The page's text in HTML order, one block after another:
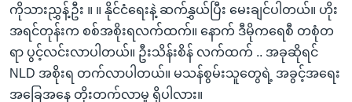
ကိုသားညွှန့်ဦး ။ ။ နိုင်ငံရေးနဲ့ ဆက်နွှယ်ပြီး မေးချင်ပါတယ်။ ဟိုး
အရင်တုန်းက စစ်အစိုးရလက်ထက်။ နောက် ဒီမိုကရေစီ တစုံတ
ရာ ပွင့်လင်းလာပါတယ်။ ဦးသိန်းစိန် လက်ထက် .. အခုဆိုရင်
NLD အစိုးရ တက်လာပါတယ်။ မသန်စွမ်းသူတွေရဲ့ အခွင့်အရေး
အခြေအနေ တိုးတက်လာမှု ရှိပါလား။